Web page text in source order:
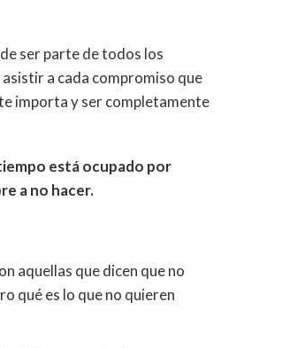
ser parte de todos los
a cada compromiso que
importa y ser completamente
está ocupado por
a no hacer.
aquellas que dicen que no
qué es lo que no quieren